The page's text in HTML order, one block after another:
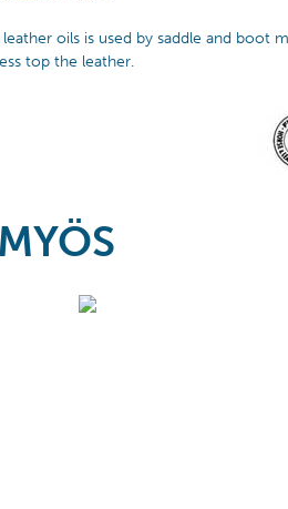
oils is used by saddle and
top the leather.